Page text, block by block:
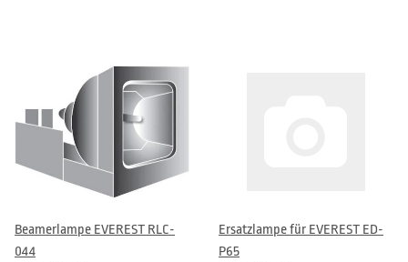
Beamerlampe EVEREST RLC-
044
Ersatzlampe für EVEREST ED-
P65